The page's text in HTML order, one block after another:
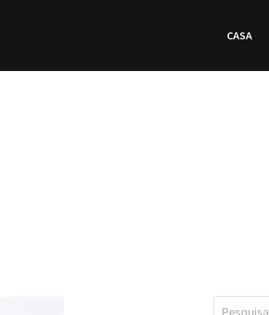
CASA
Pesquisar